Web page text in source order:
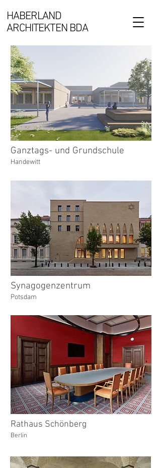
HABERLAND
ARCHITEKTEN BDA
Ganztags- und Grundschule
Handewitt
Synagogenzentrum
Potsdam
Rathaus Schönberg
Berlin